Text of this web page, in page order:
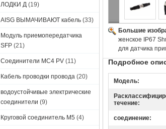
ЛОДКИ Д (19)
AISG ВЫМАЧИВАЮТ кабель (33)
Модуль приемопередатчика
SFP (21)
Соединители MC4 PV (11)
Кабель проводки провода (20)
водоустойчивые электрические
соединители (9)
Круговой соединитель M5 (4)
Большие
женское IP67
для датчика
Подробное
Модель:
течение:
соединение: